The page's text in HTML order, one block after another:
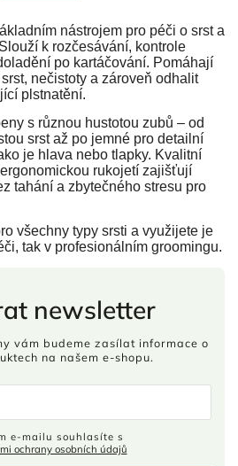
nástrojem pro péči o srst a
k rozčesávání, kontrole
po kartáčování. Pomáhají
nečistoty a zároveň odhalit
plstnatění.
s různou hustotou zubů – od
srst až po jemné pro detailní
je hlava nebo tlapky. Kvalitní
rukojetí zajišťují
tahání a zbytečného stresu pro
všechny typy srsti a využijete je
tak v profesionálním groomingu.
newsletter
vám budeme zasílat informace o
na našem e-shopu.
ochrany osobních údajů